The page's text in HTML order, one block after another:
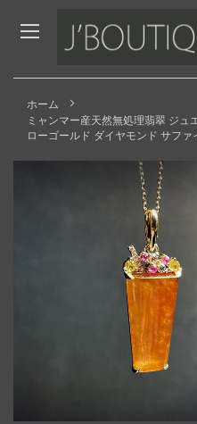
to
Content
ホーム
ミャンマー産天然無処理翡翠 ジュ
ローゴールド ダイヤモンド サファ
Skip